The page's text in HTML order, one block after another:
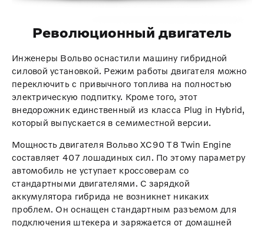
Революционный двигатель
Инженеры Вольво оснастили машину гибридной
силовой установкой. Режим работы двигателя можно
переключить с привычного топлива на полностью
электрическую подпитку. Кроме того, этот
внедорожник единственный из класса Plug in Hybrid,
который выпускается в семиместной версии.
Мощность двигателя Вольво ХС90 Т8 Twin Engine
составляет 407 лошадиных сил. По этому параметру
автомобиль не уступает кроссоверам со
стандартными двигателями. С зарядкой
аккумулятора гибрида не возникнет никаких
проблем. Он оснащен стандартным разъемом для
подключения штекера и заряжается от домашней